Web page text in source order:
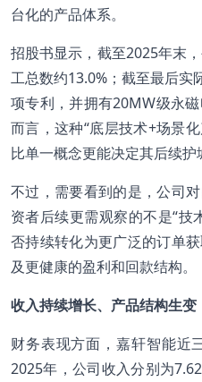
台化的产品体系。
招股书显示，截至2025年末
工总数约13.0%；截至最后实
项专利，并拥有20MW级永
而言，这种“底层技术+场景
比单一概念更能决定其后续护
不过，需要看到的是，公司
资者后续更需观察的不是“技
否持续转化为更广泛的订单
及更健康的盈利和回款结构。
收入持续增长、产品结构生变
财务表现方面，嘉轩智能近
2025年，公司收入分别为